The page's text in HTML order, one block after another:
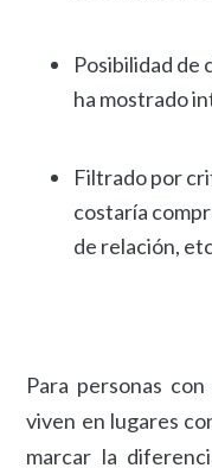
Posibilidad de
ha mostrado
Filtrado por
costaría
de relación,
Para personas
viven en lugares
marcar la